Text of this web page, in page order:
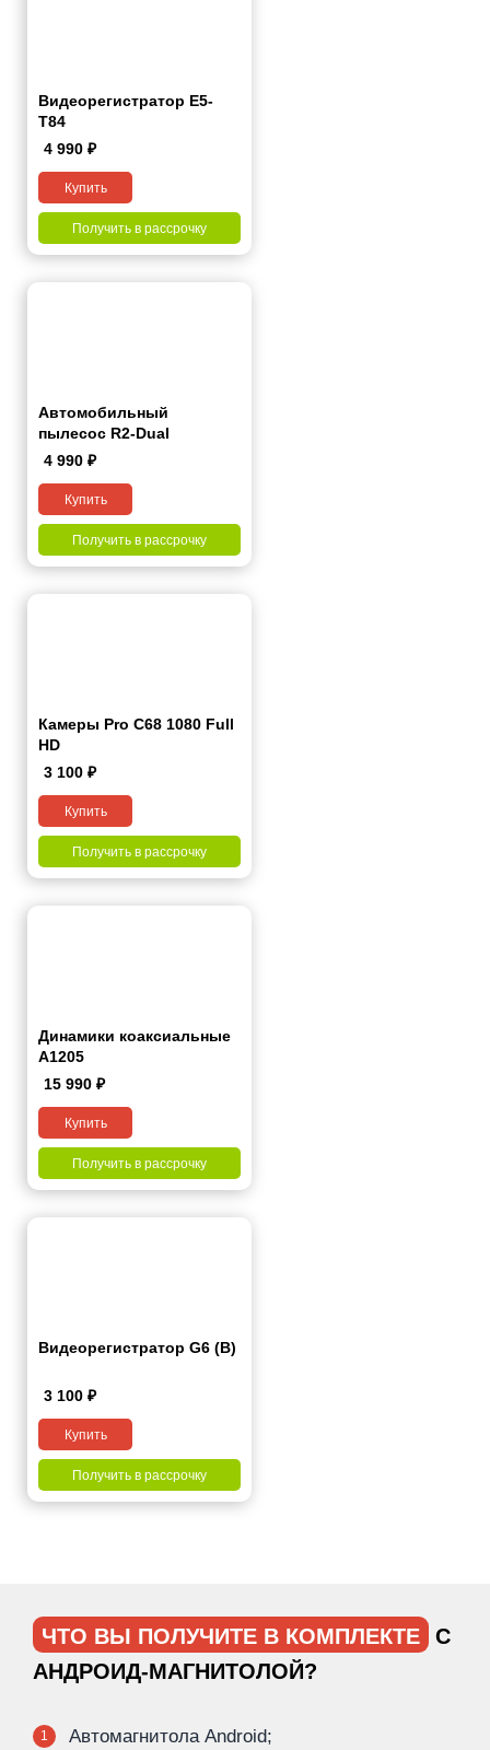
Видеорегистратор Е5-
Т84
4 990 ₽
Купить
Получить в рассрочку
Автомобильный
пылесос R2-Dual
4 990 ₽
Купить
Получить в рассрочку
Камеры Pro C68 1080 Full
HD
3 100 ₽
Купить
Получить в рассрочку
Динамики коаксиальные
А1205
15 990 ₽
Купить
Получить в рассрочку
Видеорегистратор G6 (B)
3 100 ₽
Купить
Получить в рассрочку
ЧТО ВЫ ПОЛУЧИТЕ В КОМПЛЕКТЕ
С
АНДРОИД-МАГНИТОЛОЙ?
1 Автомагнитола Android;